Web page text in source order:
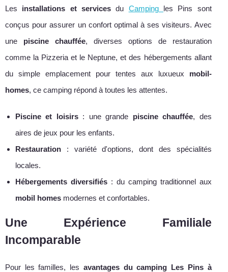
Les installations et servicesdu Camping
les Pins sont
conçus pour assurer un confort optimal à ses visiteurs. Avec
une piscine chauffée, diverses options de restauration
comme la Pizzeria et le Neptune, et des hébergements allant
du simple emplacement pour tentes aux luxueux mobil-
homes, ce camping répond à toutes les attentes.
Piscine et loisirs: une grande piscine chauffée, des
aires de jeux pour les enfants.
Restauration : variété d'options, dont des spécialités
locales.
Hébergements diversifiés: du camping traditionnel aux
mobil homes modernes et confortables.
Une Expérience Familiale
Incomparable
Pour les familles, les avantages du camping Les Pins à